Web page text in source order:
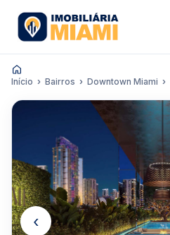
Início Bairros Downtown Miami
‹